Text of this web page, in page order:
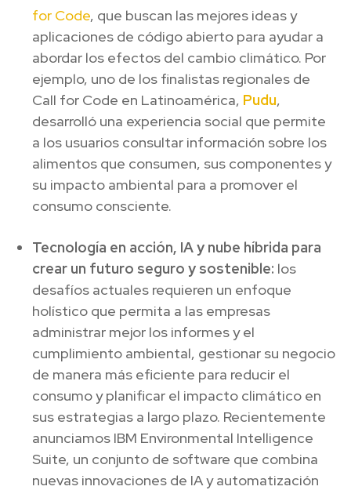
for Code, que buscan las mejores ideas y
aplicaciones de código abierto para ayudar a
abordar los efectos del cambio climático. Por
ejemplo, uno de los finalistas regionales de
Call for Code en Latinoamérica, Pudu,
desarrolló una experiencia social que permite
a los usuarios consultar información sobre los
alimentos que consumen, sus componentes y
su impacto ambiental para a promover el
consumo consciente.
Tecnología en acción, IA y nube híbrida para
crear un futuro seguro y sostenible: los
desafíos actuales requieren un enfoque
holístico que permita a las empresas
administrar mejor los informes y el
cumplimiento ambiental, gestionar su negocio
de manera más eficiente para reducir el
consumo y planificar el impacto climático en
sus estrategias a largo plazo. Recientemente
anunciamos IBM Environmental Intelligence
Suite, un conjunto de software que combina
nuevas innovaciones de IA y automatización